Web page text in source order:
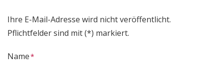
Ihre E-Mail-Adresse wird nicht veröffentlicht.
Pflichtfelder sind mit (*) markiert.
Name